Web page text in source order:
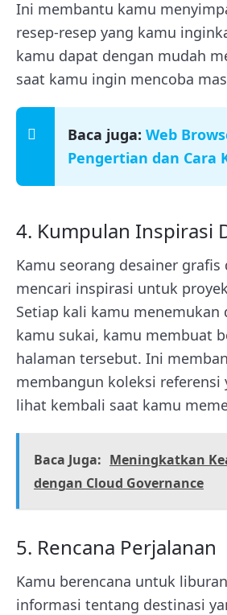
Ini membantu kamu
resep-resep yang kamu
kamu dapat dengan mudah
saat kamu ingin mencoba
Baca juga: Web
Pengertian dan Cara
4. Kumpulan Inspirasi
Kamu seorang desainer grafis
mencari inspirasi untuk
Setiap kali kamu menemukan
kamu sukai, kamu membuat
halaman tersebut. Ini
membangun koleksi referensi
lihat kembali saat kamu
Baca Juga: Meningkatkan
dengan Cloud Governance
5. Rencana Perjalanan
Kamu berencana untuk
informasi tentang destinasi